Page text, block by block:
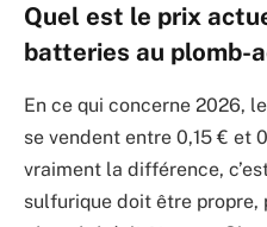
Quel est le prix
batteries au plomb-
En ce qui concerne 2026,
se vendent entre 0,15 € et
vraiment la différence,
sulfurique doit être propre,